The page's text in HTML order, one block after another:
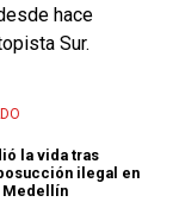
hace
Sur.
la vida tras
ilegal en
Medellín